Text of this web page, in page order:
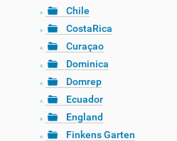
Chile
CostaRica
Curaçao
Dominica
Domrep
Ecuador
England
Finkens Garten